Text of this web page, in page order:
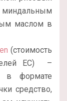
маслом в
(стоимость
ЕС) –
в формате
средство,